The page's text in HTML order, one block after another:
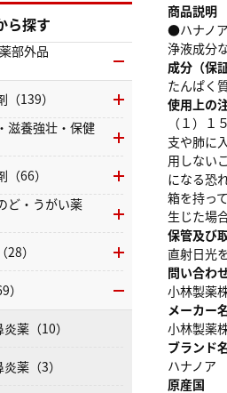
商品説明
●ハナノ
浄液成分
成分（保
たんぱく
使用上の
（１）
支や肺に
用しない
になる恐
箱を持っ
生じた場
保管及び
直射日光
問い合わ
小林製薬
メーカー
小林製薬
ブランド
ハナノア
原産国
ら探す
部外品
（139）
滋養強壮・保健
66）
ど・うがい薬
）
）
薬（10）
薬（3）